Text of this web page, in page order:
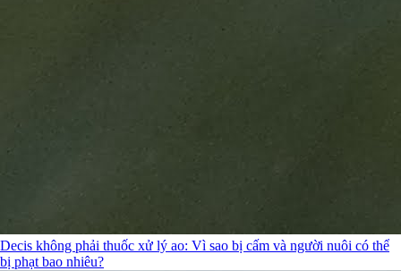
Decis không phải thuốc xử lý ao: Vì sao bị cấm và người nuôi có thể
bị phạt bao nhiêu?